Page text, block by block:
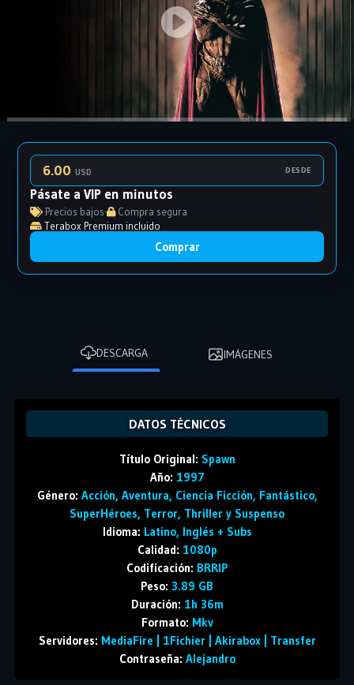
6.00USD DESDE
Pásate a VIP en minutos
Precios bajos·
Compra segura
Terabox Premium incluido
Comprar
DESCARGA IMÁGENES
DATOS TÉCNICOS
Título Original: Spawn
Año: 1997
Género: Acción, Aventura, Ciencia Ficción, Fantástico,
SuperHéroes, Terror, Thriller y Suspenso
Idioma: Latino, Inglés + Subs
Calidad: 1080p
Codificación: BRRIP
Peso: 3.89 GB
Duración: 1h 36m
Formato: Mkv
Servidores: MediaFire | 1Fichier | Akirabox | Transfer
Contraseña: Alejandro